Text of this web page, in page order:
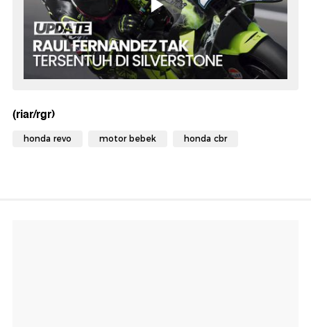
(riar/rgr)
honda revo motor bebek honda cbr